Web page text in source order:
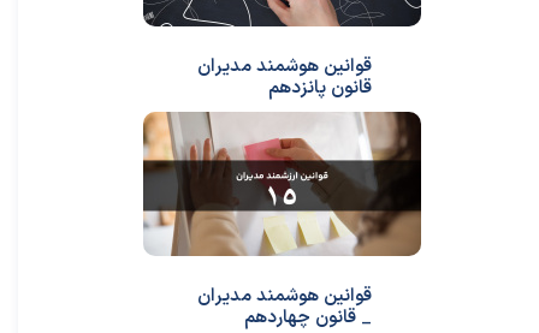
قوانین هوشمند مدیران
قانون پانزدهم
قوانین هوشمند مدیران
_ قانون چهاردهم